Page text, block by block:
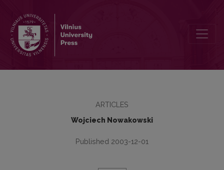
ARTICLES
Wojciech Nowakowski
Published 2003-12-01